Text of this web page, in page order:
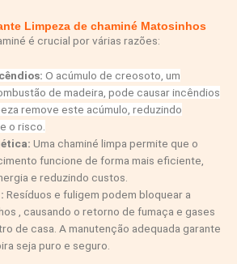
Limpeza de chaminé Matosinhos
é crucial por várias razões:
O acúmulo de creosoto, um
de madeira, pode causar incêndios
remove este acúmulo, reduzindo
o risco.
Uma chaminé limpa permite que o
funcione de forma mais eficiente,
e reduzindo custos.
Resíduos e fuligem podem bloquear a
, causando o retorno de fumaça e gases
de casa. A manutenção adequada garante
seja puro e seguro.